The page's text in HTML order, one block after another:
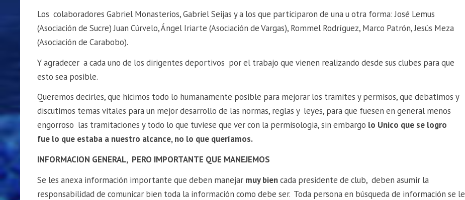
Los colaboradores Gabriel Monasterios, Gabriel Seijas y a los que participaron de una u otra forma: José Lemus
(Asociación de Sucre) Juan Cúrvelo, Ángel Iriarte (Asociación de Vargas), Rommel Rodríguez, Marco Patrón, Jesús Meza
(Asociación de Carabobo).
Y agradecer a cada uno de los dirigentes deportivos por el trabajo que vienen realizando desde sus clubes para que
esto sea posible.
Queremos decirles, que hicimos todo lo humanamente posible para mejorar los tramites y permisos, que debatimos y
discutimos temas vitales para un mejor desarrollo de las normas, reglas y leyes, para que fuesen en general menos
engorroso las tramitaciones y todo lo que tuviese que ver con la permisologia, sin embargo lo Unico que se logro
fue lo que estaba a nuestro alcance, no lo que queríamos.
INFORMACION GENERAL, PERO IMPORTANTE QUE MANEJEMOS
Se les anexa información importante que deben manejar muy biencada presidente de club, deben asumir la
responsabilidad de comunicar bien toda la información como debe ser. Toda persona en búsqueda de información se le